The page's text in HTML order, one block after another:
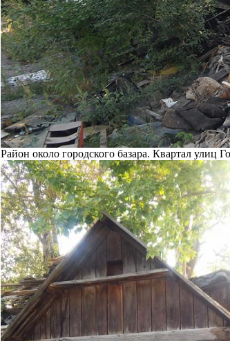
Район около городского базара. Квартал улиц